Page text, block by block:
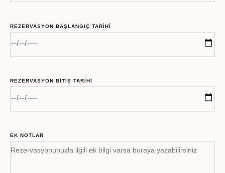
REZERVASYON BAŞLANGIÇ TARIHI
REZERVASYON BITIŞ TARIHI
EK NOTLAR